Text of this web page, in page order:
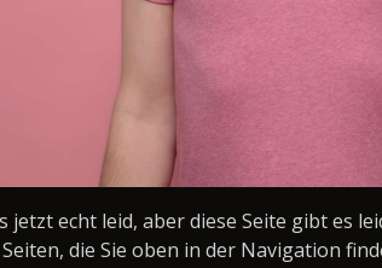
jetzt echt leid, aber diese Seite gibt es
die Sie oben in der Navigation